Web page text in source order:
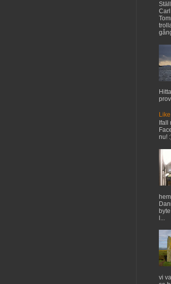
Ifall
nu!
l...
vi